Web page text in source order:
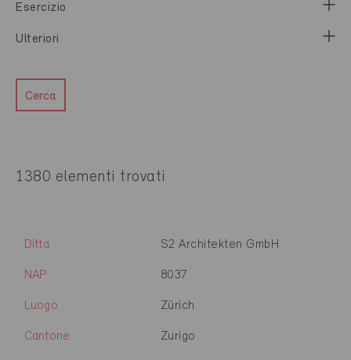
Esercizio
Ulteriori
Cerca
1380 elementi trovati
Ditta S2 Architekten GmbH
NAP 8037
Luogo Zürich
Cantone Zurigo